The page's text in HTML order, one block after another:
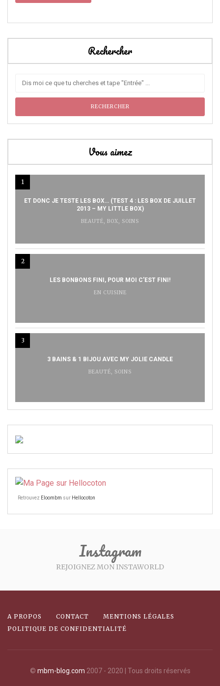
Rechercher
Vous aimez
1
ET DONC JE TESTE LES BOX… (TEST 4 : LES BOX DE JUILLET
2013 – MY LITTLE BOX)
BEAUTÉ, BOX, SOINS
2
LES BONBONS FINI, POUR MOI C’EST FINI!
EN CUISINE
3
3 BAINS & 1 BIJOU AVEC MY JOLIE CANDLE
BEAUTÉ, SOINS
Retrouvez Eloombm sur Hellocoton
Instagram
REJOIGNEZ MON INSTAWORLD
A PROPOS CONTACT
MENTIONS LÉGALES
POLITIQUE DE CONFIDENTIALITÉ
© mbm-blog.com 2007 - 2020 | Tous droits réservés